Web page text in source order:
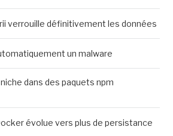
verrouille définitivement les données
un malware
dans des paquets npm
évolue vers plus de persistance